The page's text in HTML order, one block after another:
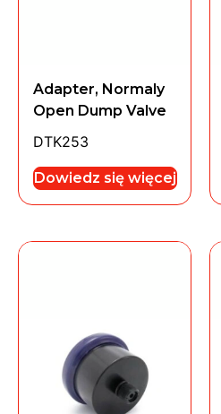
Adapter, Normaly
Open Dump Valve
DTK253
Dowiedz się więcej